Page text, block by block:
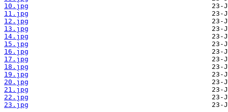
10.jpg
11.jpg
12.jpg
13.jpg
14.jpg
15.jpg
16.jpg
17.jpg
18.jpg
19.jpg
20.jpg
21.jpg
22.jpg
23.jpg